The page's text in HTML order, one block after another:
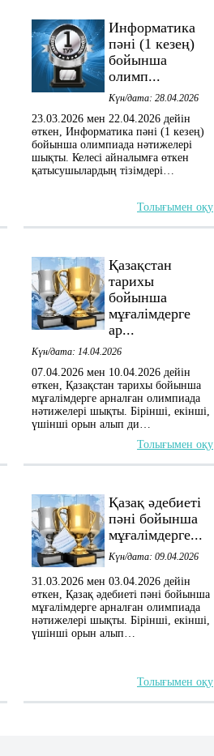
Информатика
пәні (1 кезең)
бойынша
олимп...
Күн/дата: 28.04.2026
23.03.2026 мен 22.04.2026 дейін
өткен, Информатика пәні (1 кезең)
бойынша олимпиада нәтижелері
шықты. Келесі айналымға өткен
қатысушылардың тізімдері…
Толығымен оқу
Қазақстан
тарихы
бойынша
мұғалімдерге
ар...
Күн/дата: 14.04.2026
07.04.2026 мен 10.04.2026 дейін
өткен, Қазақстан тарихы бойынша
мұғалімдерге арналған олимпиада
нәтижелері шықты. Бірінші, екінші,
үшінші орын алып ди…
Толығымен оқу
Қазақ әдебиеті
пәні бойынша
мұғалімдерге...
Күн/дата: 09.04.2026
31.03.2026 мен 03.04.2026 дейін
өткен, Қазақ әдебиеті пәні бойынша
мұғалімдерге арналған олимпиада
нәтижелері шықты. Бірінші, екінші,
үшінші орын алып…
Толығымен оқу